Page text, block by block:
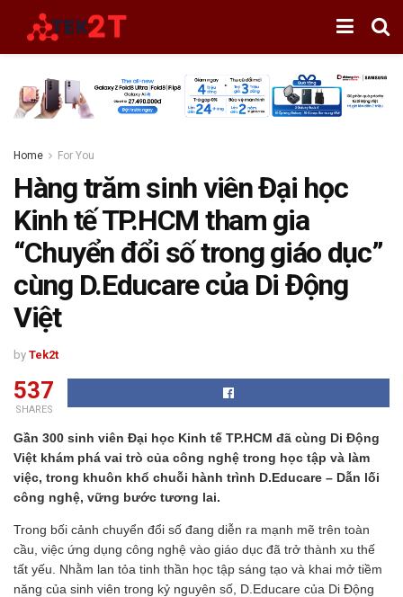
Home For You
Hàng trăm sinh viên Đại học
Kinh tế TP.HCM tham gia
“Chuyển đổi số trong giáo dục”
cùng D.Educare của Di Động
Việt
by Tek2t
537
SHARES
Gần 300 sinh viên Đại học Kinh tế TP.HCM đã cùng Di Động
Việt khám phá vai trò của công nghệ trong học tập và làm
việc, trong khuôn khổ chuỗi hành trình D.Educare – Dẫn lối
công nghệ, vững bước tương lai.
Trong bối cảnh chuyển đổi số đang diễn ra mạnh mẽ trên toàn
cầu, việc ứng dụng công nghệ vào giáo dục đã trở thành xu thế
tất yếu. Nhằm lan tỏa tinh thần học tập sáng tạo và khai mở tiềm
năng của sinh viên trong kỷ nguyên số, D.Educare của Di Động